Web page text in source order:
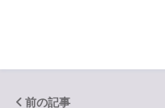
前の記事